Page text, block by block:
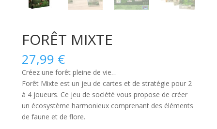
FORÊT MIXTE
27,99 €
Créez une forêt pleine de vie…
Forêt Mixte est un jeu de cartes et de stratégie pour 2
à 4 joueurs. Ce jeu de société vous propose de créer
un écosystème harmonieux comprenant des éléments
de faune et de flore.